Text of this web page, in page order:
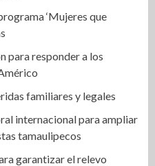
‘Mujeres que
para responder a los
familiares y legales
internacional para ampliar
tamaulipecos
garantizar el relevo